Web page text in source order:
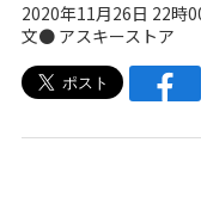
2020年11月26日 22時
文● アスキーストア